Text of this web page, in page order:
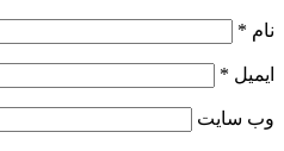
نام *
ایمیل *
وب‌ سایت